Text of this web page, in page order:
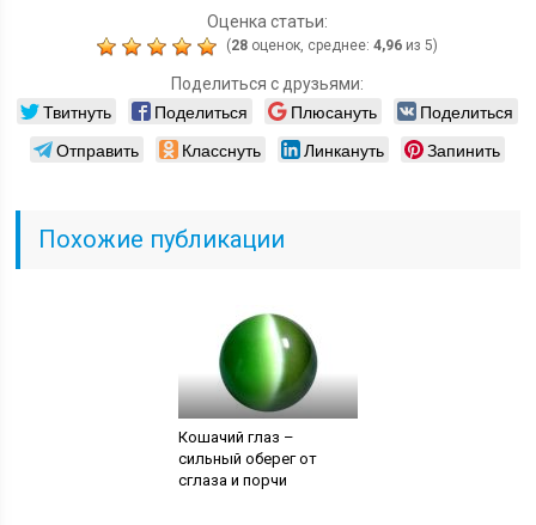
Оценка статьи:
(28 оценок, среднее:4,96 из 5)
Поделиться с друзьями:
Твитнуть Поделиться Плюсануть
Поделиться
Отправить
Класснуть Линкануть Запинить
Похожие публикации
Кошачий глаз –
сильный оберег от
сглаза и порчи